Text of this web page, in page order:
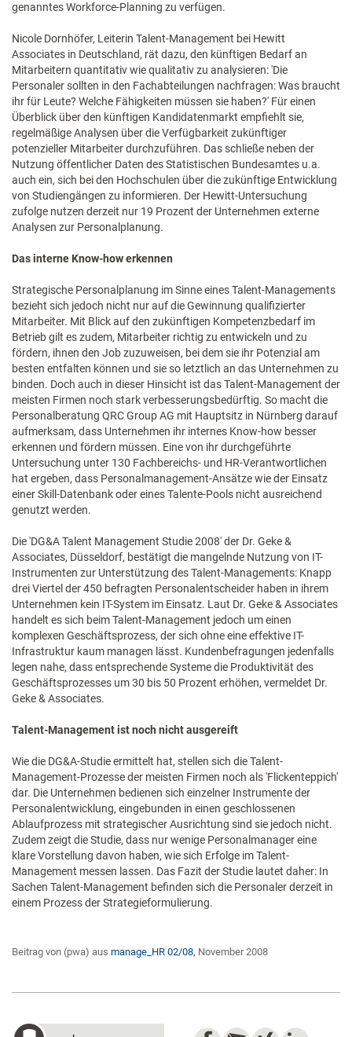
genanntes Workforce-Planning zu verfügen.
Nicole Dornhöfer, Leiterin Talent-Management bei Hewitt
Associates in Deutschland, rät dazu, den künftigen Bedarf an
Mitarbeitern quantitativ wie qualitativ zu analysieren: 'Die
Personaler sollten in den Fachabteilungen nachfragen: Was braucht
ihr für Leute? Welche Fähigkeiten müssen sie haben?' Für einen
Überblick über den künftigen Kandidatenmarkt empfiehlt sie,
regelmäßige Analysen über die Verfügbarkeit zukünftiger
potenzieller Mitarbeiter durchzuführen. Das schließe neben der
Nutzung öffentlicher Daten des Statistischen Bundesamtes u.a.
auch ein, sich bei den Hochschulen über die zukünftige Entwicklung
von Studiengängen zu informieren. Der Hewitt-Untersuchung
zufolge nutzen derzeit nur 19 Prozent der Unternehmen externe
Analysen zur Personalplanung.
Das interne Know-how erkennen
Strategische Personalplanung im Sinne eines Talent-Managements
bezieht sich jedoch nicht nur auf die Gewinnung qualifizierter
Mitarbeiter. Mit Blick auf den zukünftigen Kompetenzbedarf im
Betrieb gilt es zudem, Mitarbeiter richtig zu entwickeln und zu
fördern, ihnen den Job zuzuweisen, bei dem sie ihr Potenzial am
besten entfalten können und sie so letztlich an das Unternehmen zu
binden. Doch auch in dieser Hinsicht ist das Talent-Management der
meisten Firmen noch stark verbesserungsbedürftig. So macht die
Personalberatung QRC Group AG mit Hauptsitz in Nürnberg darauf
aufmerksam, dass Unternehmen ihr internes Know-how besser
erkennen und fördern müssen. Eine von ihr durchgeführte
Untersuchung unter 130 Fachbereichs- und HR-Verantwortlichen
hat ergeben, dass Personalmanagement-Ansätze wie der Einsatz
einer Skill-Datenbank oder eines Talente-Pools nicht ausreichend
genutzt werden.
Die 'DG&A Talent Management Studie 2008' der Dr. Geke &
Associates, Düsseldorf, bestätigt die mangelnde Nutzung von IT-
Instrumenten zur Unterstützung des Talent-Managements: Knapp
drei Viertel der 450 befragten Personalentscheider haben in ihrem
Unternehmen kein IT-System im Einsatz. Laut Dr. Geke & Associates
handelt es sich beim Talent-Management jedoch um einen
komplexen Geschäftsprozess, der sich ohne eine effektive IT-
Infrastruktur kaum managen lässt. Kundenbefragungen jedenfalls
legen nahe, dass entsprechende Systeme die Produktivität des
Geschäftsprozesses um 30 bis 50 Prozent erhöhen, vermeldet Dr.
Geke & Associates.
Talent-Management ist noch nicht ausgereift
Wie die DG&A-Studie ermittelt hat, stellen sich die Talent-
Management-Prozesse der meisten Firmen noch als 'Flickenteppich'
dar. Die Unternehmen bedienen sich einzelner Instrumente der
Personalentwicklung, eingebunden in einen geschlossenen
Ablaufprozess mit strategischer Ausrichtung sind sie jedoch nicht.
Zudem zeigt die Studie, dass nur wenige Personalmanager eine
klare Vorstellung davon haben, wie sich Erfolge im Talent-
Management messen lassen. Das Fazit der Studie lautet daher: In
Sachen Talent-Management befinden sich die Personaler derzeit in
einem Prozess der Strategieformulierung.
Beitrag von (pwa) aus manage_HR 02/08, November 2008